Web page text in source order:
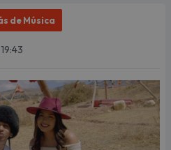
de Música